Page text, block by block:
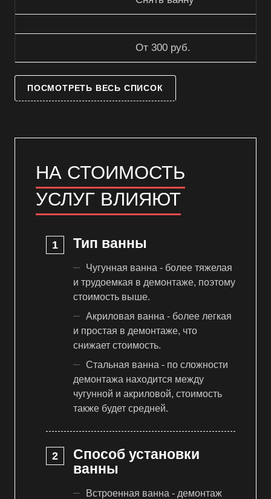
От 300 руб.
ПОСМОТРЕТЬ ВЕСЬ СПИСОК
НА СТОИМОСТЬ
УСЛУГ ВЛИЯЮТ
Тип ванны
Чугунная ванна - более тяжелая
и трудоемкая в демонтаже, поэтому
стоимость выше.
Акриловая ванна - более легкая
и простая в демонтаже, что
снижает стоимость.
Стальная ванна - по сложности
демонтажа находится между
чугунной и акриловой, стоимость
также будет средней.
Способ установки
ванны
Встроенная ванна - демонтаж